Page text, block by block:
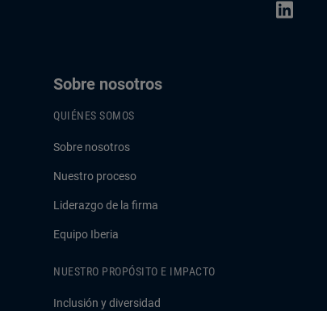
Sobre nosotros
QUIÉNES SOMOS
Sobre nosotros
Nuestro proceso
Liderazgo de la firma
Equipo Iberia
NUESTRO PROPÓSITO E IMPACTO
Inclusión y diversidad